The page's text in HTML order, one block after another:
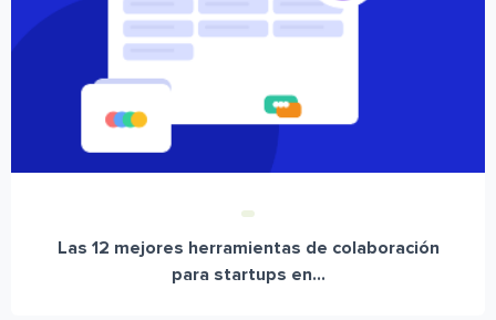
Las 12 mejores herramientas de colaboración
para startups en...